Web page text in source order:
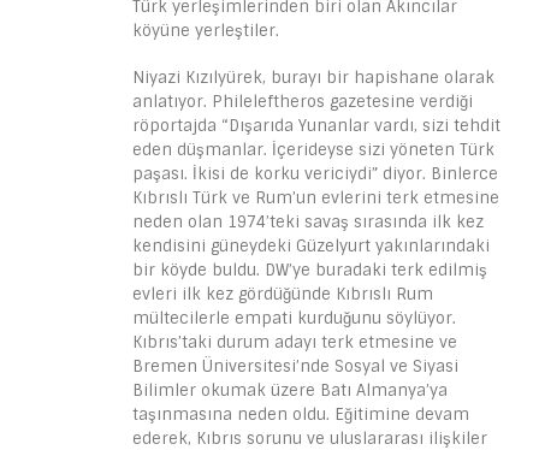
Türk yerleşimlerinden biri olan Akıncılar
köyüne yerleştiler.
Niyazi Kızılyürek, burayı bir hapishane olarak
anlatıyor. Phileleftheros gazetesine verdiği
röportajda “Dışarıda Yunanlar vardı, sizi tehdit
eden düşmanlar. İçerideyse sizi yöneten Türk
paşası. İkisi de korku vericiydi” diyor. Binlerce
Kıbrıslı Türk ve Rum’un evlerini terk etmesine
neden olan 1974’teki savaş sırasında ilk kez
kendisini güneydeki Güzelyurt yakınlarındaki
bir köyde buldu. DW’ye buradaki terk edilmiş
evleri ilk kez gördüğünde Kıbrıslı Rum
mültecilerle empati kurduğunu söylüyor.
Kıbrıs’taki durum adayı terk etmesine ve
Bremen Üniversitesi’nde Sosyal ve Siyasi
Bilimler okumak üzere Batı Almanya’ya
taşınmasına neden oldu. Eğitimine devam
ederek, Kıbrıs sorunu ve uluslararası ilişkiler